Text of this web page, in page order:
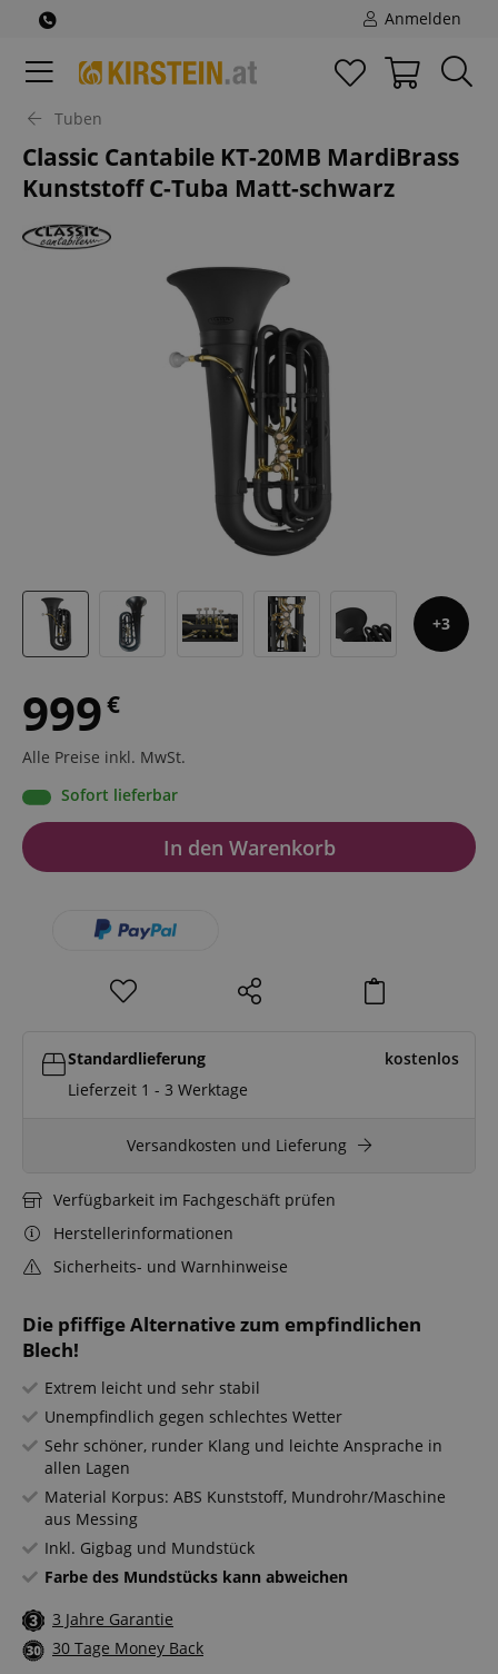
Anmelden
Tuben
Classic Cantabile KT-20MB MardiBrass
Kunststoff C-Tuba Matt-schwarz
3
Die pfiffige Alternative zum empfindlichen
Blech!
Extrem leicht und sehr stabil
Unempfindlich gegen schlechtes Wetter
Sehr schöner, runder Klang und leichte Ansprache in
allen Lagen
Material Korpus: ABS Kunststoff, Mundrohr/Maschine
aus Messing
Inkl. Gigbag und Mundstück
Farbe des Mundstücks kann abweichen
3 Jahre Garantie
30 Tage Money Back
999€
Alle Preise inkl. MwSt.
Sofort lieferbar
In den Warenkorb
Standardlieferung
kostenlos
Lieferzeit 1 - 3 Werktage
Versandkosten und Lieferung
Verfügbarkeit im Fachgeschäft prüfen
Herstellerinformationen
Sicherheits- und Warnhinweise